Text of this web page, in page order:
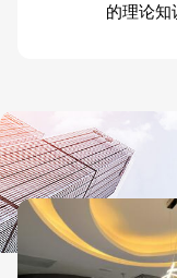
的理论知